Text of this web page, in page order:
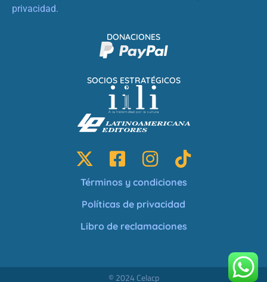
privacidad.
SOCIOS ESTRATÉGICOS
DONACIONES
Términos y condiciones
Políticas de privacidad
Libro de reclamaciones
© 2024 Celacp